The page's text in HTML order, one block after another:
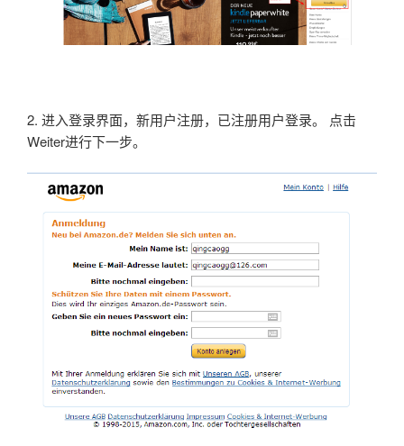
2. 进入登录界面，新用户注册，已注册用户登录。 点击
Weiter进行下一步。